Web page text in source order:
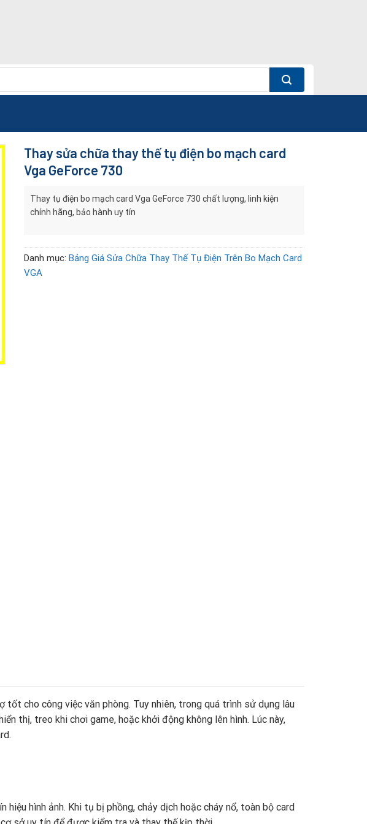
Thay sửa chữa thay thế tụ điện bo mạch card
Vga GeForce 730
Thay tụ điện bo mạch card Vga GeForce 730 chất lượng, linh kiện
chính hãng, bảo hành uy tín
Danh mục: Bảng Giá Sửa Chữa Thay Thế Tụ Điện Trên Bo Mạch Card
VGA
tốt cho công việc văn phòng. Tuy nhiên, trong quá trình sử dụng lâu
thị, treo khi chơi game, hoặc khởi động không lên hình. Lúc này,
hình ảnh. Khi tụ bị phồng, chảy dịch hoặc cháy nổ, toàn bộ card